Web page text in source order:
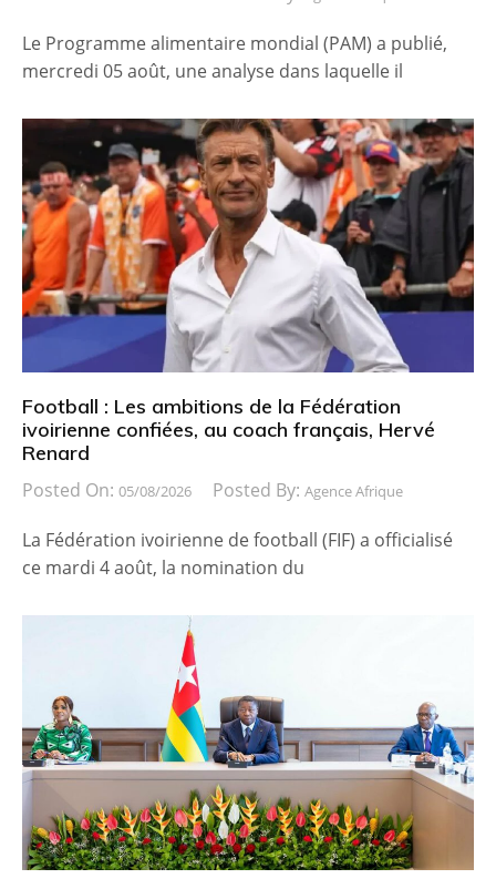
Le Programme alimentaire mondial (PAM) a publié,
mercredi 05 août, une analyse dans laquelle il
Football : Les ambitions de la Fédération
ivoirienne confiées, au coach français, Hervé
Renard
Posted On: 05/08/2026 Posted By: Agence Afrique
La Fédération ivoirienne de football (FIF) a officialisé
ce mardi 4 août, la nomination du